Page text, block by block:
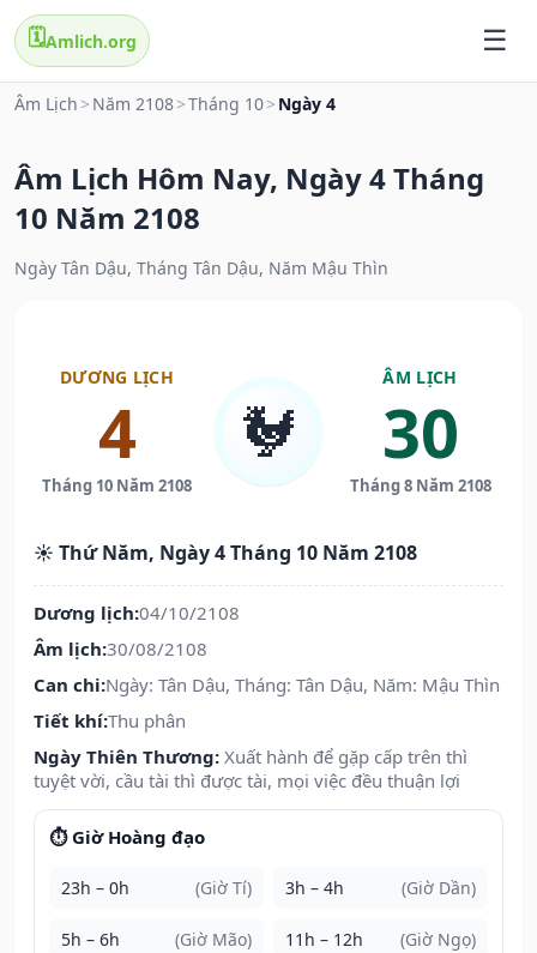
🗓️Amlich.org
Âm Lịch > Năm 2108>Tháng 10> Ngày 4
Âm Lịch Hôm Nay, Ngày 4 Tháng
10 Năm 2108
Ngày Tân Dậu, Tháng Tân Dậu, Năm Mậu Thìn
DƯƠNG LỊCH
4
Tháng 10 Năm 2108
🐓
ÂM LỊCH
30
Tháng 8 Năm 2108
☀️ Thứ Năm, Ngày 4 Tháng 10 Năm 2108
Dương lịch:04/10/2108
Âm lịch:30/08/2108
Can chi:Ngày: Tân Dậu, Tháng: Tân Dậu, Năm: Mậu Thìn
Tiết khí:Thu phân
Ngày Thiên Thương: Xuất hành để gặp cấp trên thì
tuyệt vời, cầu tài thì được tài, mọi việc đều thuận lợi
⏱️ Giờ Hoàng đạo
23h – 0h (Giờ Tí) 3h – 4h (Giờ Dần)
5h – 6h (Giờ Mão) 11h – 12h (Giờ Ngọ)